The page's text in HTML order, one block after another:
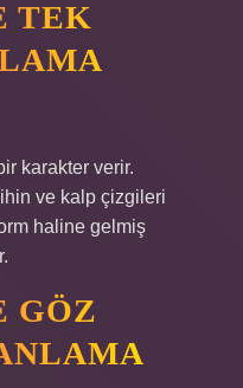
TEK
karakter verir.
ve kalp çizgileri
haline gelmiş
GÖZ